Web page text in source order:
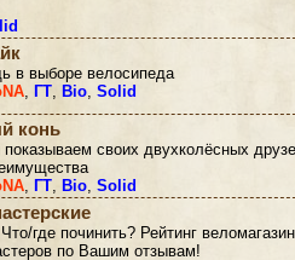
в выборе велосипеда
, ГТ, Bio, Solid
конь
своих двухколёсных
, ГТ, Bio, Solid
где починить? Рейтинг
по Вашим отзывам!